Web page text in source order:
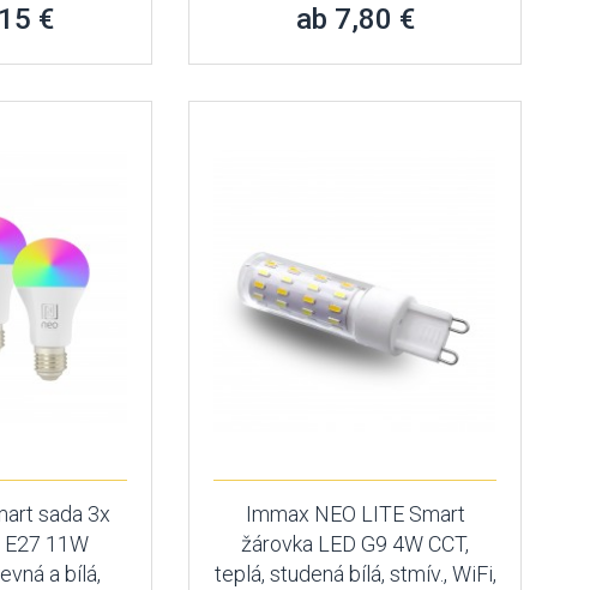
€ ab 7,80 €
sada 3x
E27 11W
a bílá,
Immax NEO LITE Smart
žárovka LED G9 4W CCT,
teplá, studená bílá, stmív., WiFi,